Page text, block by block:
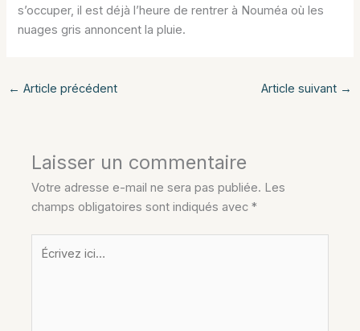
s’occuper, il est déjà l’heure de rentrer à Nouméa où les
nuages gris annoncent la pluie.
← Article précédent Article suivant →
Laisser un commentaire
Votre adresse e-mail ne sera pas publiée. Les
champs obligatoires sont indiqués avec*
Écrivez
ici…